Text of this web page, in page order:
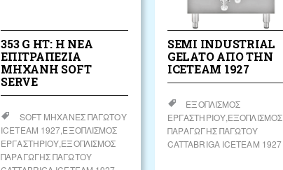
353 G HT: Η ΝΈΑ
ΕΠΙΤΡΑΠΈΖΙΑ
ΜΗΧΑΝΉ SOFT
SERVE
SOFT ΜΗΧΑΝΈΣ ΠΑΓΩΤΟΎ
ICETEAM 1927 ΕΞΟΠΛΙΣΜΌΣ
ΕΡΓΑΣΤΗΡΊΟΥ ΕΞΟΠΛΙΣΜΌΣ
ΠΑΡΑΓΩΓΉΣ ΠΑΓΩΤΟΎ
SEMI INDUSTRIAL
GELATO ΑΠΌ ΤΗΝ
ICETEAM 1927
ΕΞΟΠΛΙΣΜΌΣ
ΕΡΓΑΣΤΗΡΊΟΥ ΕΞΟΠΛΙΣΜΌΣ
ΠΑΡΑΓΩΓΉΣ ΠΑΓΩΤΟΎ
CATTABRIGA ICETEAM 1927